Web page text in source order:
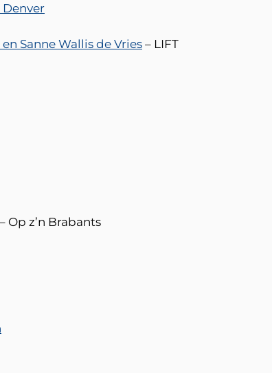
Sanne Wallis de Vries– LIFT
– Op z’n Brabants